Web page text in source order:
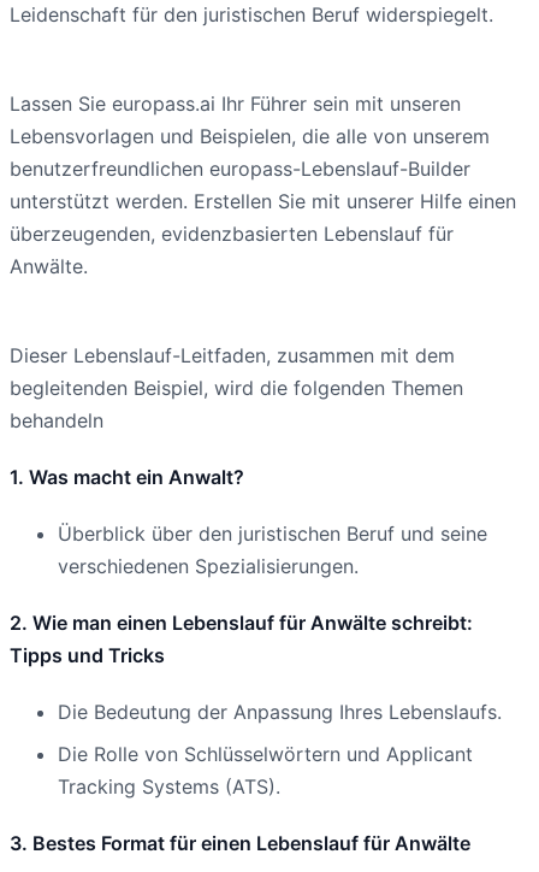
Leidenschaft für den juristischen Beruf widerspiegelt.
Lassen Sie europass.ai Ihr Führer sein mit unseren
Lebensvorlagen und Beispielen, die alle von unserem
benutzerfreundlichen europass-Lebenslauf-Builder
unterstützt werden. Erstellen Sie mit unserer Hilfe einen
überzeugenden, evidenzbasierten Lebenslauf für
Anwälte.
Dieser Lebenslauf-Leitfaden, zusammen mit dem
begleitenden Beispiel, wird die folgenden Themen
behandeln
1. Was macht ein Anwalt?
Überblick über den juristischen Beruf und seine
verschiedenen Spezialisierungen.
2. Wie man einen Lebenslauf für Anwälte schreibt:
Tipps und Tricks
Die Bedeutung der Anpassung Ihres Lebenslaufs.
Die Rolle von Schlüsselwörtern und Applicant
Tracking Systems (ATS).
3. Bestes Format für einen Lebenslauf für Anwälte